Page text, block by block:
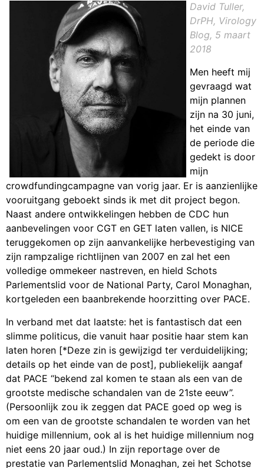
David Tuller,
DrPH, Virology
Blog, 5 maart
2018
Men heeft mij
gevraagd wat
mijn plannen
zijn na 30 juni,
het einde van
de periode die
gedekt is door
mijn
crowdfundingcampagne van vorig jaar. Er is aanzienlijke
vooruitgang geboekt sinds ik met dit project begon.
Naast andere ontwikkelingen hebben de CDC hun
aanbevelingen voor CGT en GET laten vallen, is NICE
teruggekomen op zijn aanvankelijke herbevestiging van
zijn rampzalige richtlijnen van 2007 en zal het een
volledige ommekeer nastreven, en hield Schots
Parlementslid voor de National Party, Carol Monaghan,
kortgeleden een baanbrekende hoorzitting over PACE.
In verband met dat laatste: het is fantastisch dat een
slimme politicus, die vanuit haar positie haar stem kan
laten horen [*Deze zin is gewijzigd ter verduidelijking;
details op het einde van de post], publiekelijk aangaf
dat PACE “bekend zal komen te staan als een van de
grootste medische schandalen van de 21ste eeuw”.
(Persoonlijk zou ik zeggen dat PACE goed op weg is
om een van de grootste schandalen te worden van het
huidige millennium, ook al is het huidige millennium nog
niet eens 20 jaar oud.) In zijn reportage over de
prestatie van Parlementslid Monaghan, zei het Schotse